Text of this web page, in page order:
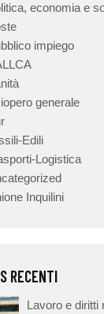
economia e
impiego
generale
Edili
Logistica
Inquilini
RECENTI
Lavoro e diritti